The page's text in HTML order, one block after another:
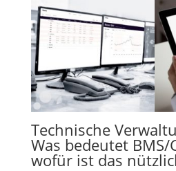
Technische
Was bedeutet BMS/
wofür ist das